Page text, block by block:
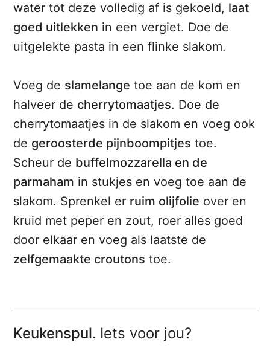
water tot deze volledig af is gekoeld, laat
goed uitlekken in een vergiet. Doe de
uitgelekte pasta in een flinke slakom.
Voeg de slamelange toe aan de kom en
halveer de cherrytomaatjes. Doe de
cherrytomaatjes in de slakom en voeg ook
de geroosterde pijnboompitjes toe.
Scheur de buffelmozzarella en de
parmaham in stukjes en voeg toe aan de
slakom. Sprenkel er ruim olijfolie over en
kruid met peper en zout, roer alles goed
door elkaar en voeg als laatste de
zelfgemaakte croutons toe.
Keukenspul. Iets voor jou?